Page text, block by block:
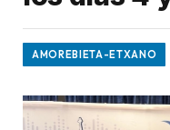
AMOREBIETA-ETXANO